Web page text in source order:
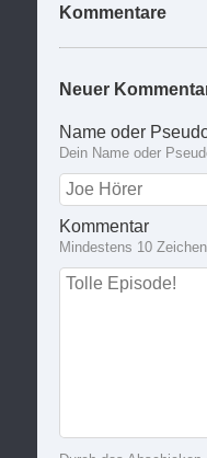
Kommentare
Neuer
Name oder
Dein Name oder
Kommentar
Mindestens 10 Zeichen